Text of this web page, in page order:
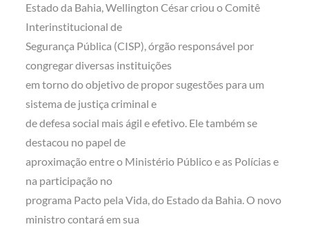
Estado da Bahia, Wellington César criou o Comitê
Interinstitucional de
Segurança Pública (CISP), órgão responsável por
congregar diversas instituições
em torno do objetivo de propor sugestões para um
sistema de justiça criminal e
de defesa social mais ágil e efetivo. Ele também se
destacou no papel de
aproximação entre o Ministério Público e as Polícias e
na participação no
programa Pacto pela Vida, do Estado da Bahia. O novo
ministro contará em sua